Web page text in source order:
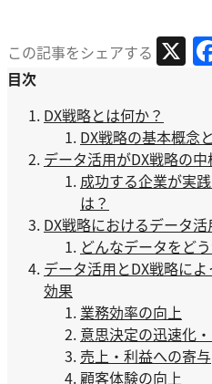
この記事をシェアする X
目次
DX戦略とは何か？
DX戦略の基本概念
データ活用がDX戦略の
成功する企業が実
は？
DX戦略におけるデータ
どんなデータをど
データ活用とDX戦略に
効果
業務効率の向上
意思決定の迅速化
売上・利益への寄与
顧客体験の向上